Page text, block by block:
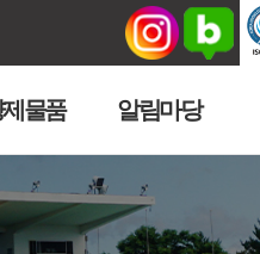
물품 알림마당